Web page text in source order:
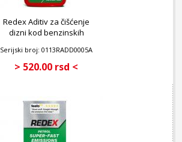
Redex Aditiv za čišćenje
dizni kod benzinskih
Serijski broj: 0113RADD0005A
> 520.00 rsd <